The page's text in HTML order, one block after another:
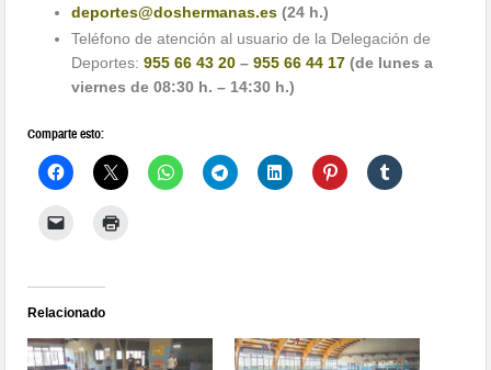
deportes@doshermanas.es (24 h.)
Teléfono de atención al usuario de la Delegación de
Deportes:955 66 43 20 –955 66 44 17 (de lunes a
viernes de 08:30 h. – 14:30 h.)
Comparte esto:
Relacionado